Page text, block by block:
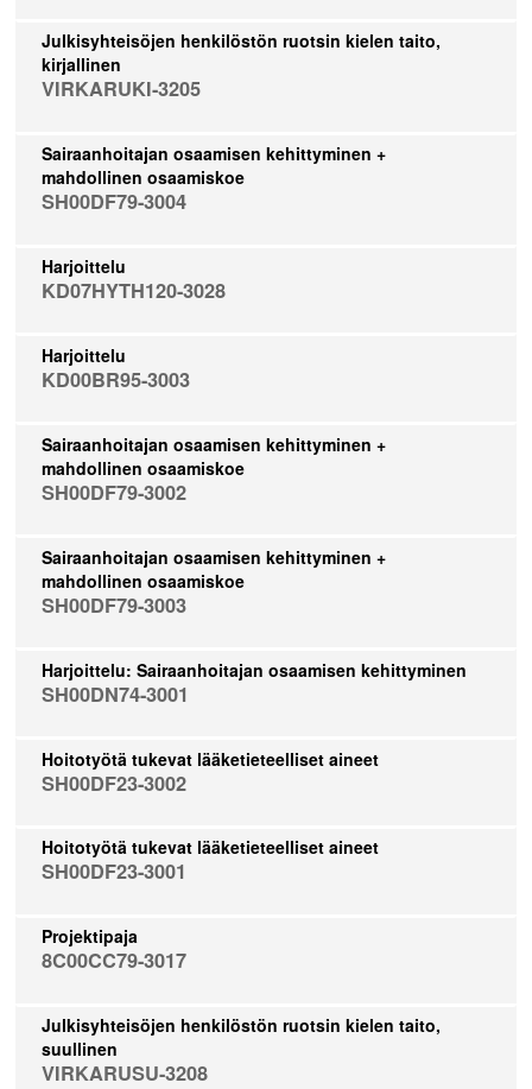
Julkisyhteisöjen henkilöstön ruotsin kielen taito,
kirjallinen
VIRKARUKI-3205
Sairaanhoitajan osaamisen kehittyminen +
mahdollinen osaamiskoe
SH00DF79-3004
Harjoittelu
KD07HYTH120-3028
Harjoittelu
KD00BR95-3003
Sairaanhoitajan osaamisen kehittyminen +
mahdollinen osaamiskoe
SH00DF79-3002
Sairaanhoitajan osaamisen kehittyminen +
mahdollinen osaamiskoe
SH00DF79-3003
Harjoittelu: Sairaanhoitajan osaamisen kehittyminen
SH00DN74-3001
Hoitotyötä tukevat lääketieteelliset aineet
SH00DF23-3002
Hoitotyötä tukevat lääketieteelliset aineet
SH00DF23-3001
Projektipaja
8C00CC79-3017
Julkisyhteisöjen henkilöstön ruotsin kielen taito,
suullinen
VIRKARUSU-3208